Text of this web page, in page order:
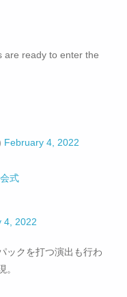
are ready to enter the
February 4, 2022
式
4, 2022
ックを打つ演出も行わ